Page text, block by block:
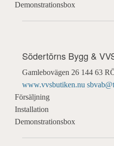
Demonstrationsbox
Södertörns Bygg &
Gamlebovägen 26 144 63
www.vvsbutiken.nu
Försäljning
Installation
Demonstrationsbox